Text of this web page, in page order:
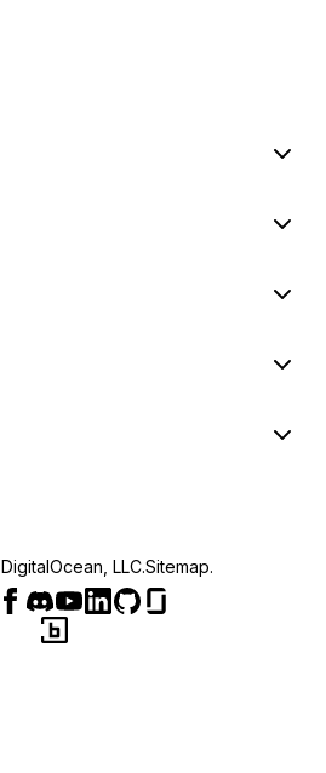
DigitalOcean, LLC.Sitemap.